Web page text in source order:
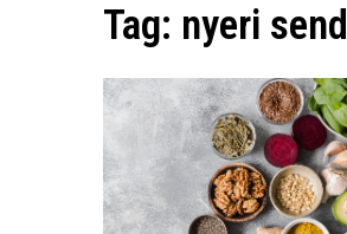
Tag: nyeri